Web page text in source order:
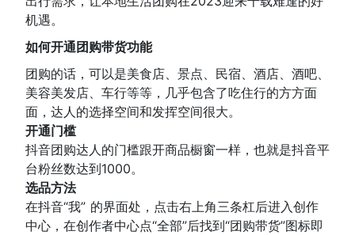
机遇。
如何开通团购带货功能
团购的话，可以是美食店、景点、民宿、酒店、酒吧、
美容美发店、车行等等，几乎包含了吃住行的方方面
面，达人的选择空间和发挥空间很大。
开通门槛
抖音团购达人的门槛跟开商品橱窗一样，也就是抖音平
台粉丝数达到1000。
选品方法
在抖音“我” 的界面处，点击右上角三条杠后进入创作
中心，在创作者中心点“全部”后找到“团购带货”图标即